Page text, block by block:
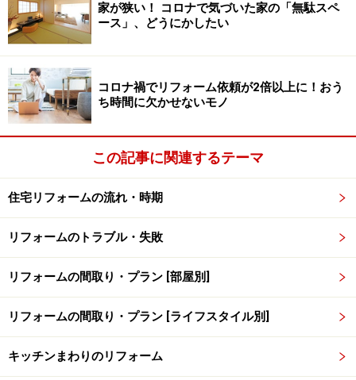
築10年では既に遅い屋外の木部のお手入れ。南側と北側で劣
化速度が違うので、よく状態をチェックして。
● 築10年前後で見られる劣化
外壁の汚れ、コケなどの付着
外部木部や鉄部の腐食
サイディングの目地の縮み、劣化
サッシまわりのシーリングの縮み、劣化
スレート屋根の塗装の傷み
屋上やバルコニーの防水の劣化
シロアリ被害の開始
全自動給湯器の故障
家が狭い！ コロナで気づいた家の「無駄スペ
ース」、どうにかしたい
コロナ禍でリフォーム依頼が2倍以上に！おう
ち時間に欠かせないモノ
この記事に関連するテーマ
住宅リフォームの流れ・時期
リフォームのトラブル・失敗
リフォームの間取り・プラン [部屋別]
リフォームの間取り・プラン [ライフスタイル別]
キッチンまわりのリフォーム